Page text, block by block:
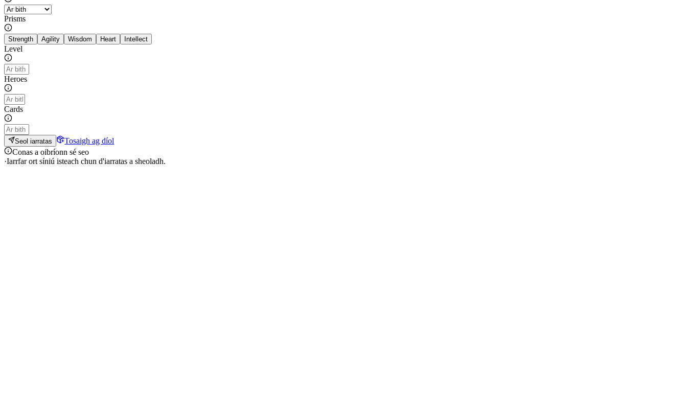
Prisms
Strength Agility Wisdom Heart Intellect
Level
Heroes
Cards
Seol iarratas
Tosaigh ag díol
Conas a oibríonn sé seo
·Iarrfar ort síniú isteach chun d'iarratas a sheoladh.